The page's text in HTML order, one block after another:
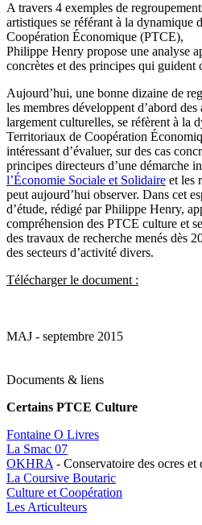
A travers 4 exemples de
artistiques se référant à la dynamique
Coopération Économique (PTCE),
Philippe Henry propose une analyse
concrètes et des principes qui guident
Aujourd’hui, une bonne dizaine de
les membres développent d’abord
largement culturelles, se réfèrent à la
Territoriaux de Coopération
intéressant d’évaluer, sur des cas
principes directeurs d’une démarche
l’Économie Sociale et Solidaire et les
peut aujourd’hui observer. Dans cet
d’étude, rédigé par Philippe Henry,
compréhension des PTCE culture et
des travaux de recherche menés dès
des secteurs d’activité divers.
Télécharger le document :
MAJ - septembre 2015
Documents & liens
Certains PTCE Culture
Fontaine O Livres
La Smac 07
OKHRA - Conservatoire des ocres et
La Coursive Boutaric
Culture et Coopération
Les Articulteurs